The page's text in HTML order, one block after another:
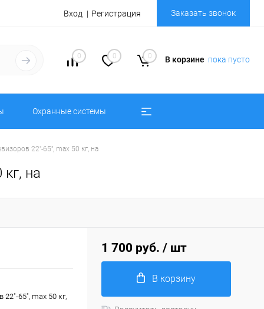
Вход Регистрация Заказать звонок
0 0 0 В корзине пока пусто
Охранные системы
22"-65", max 50 кг, на
на
22"-65", max 50 кг,
1 700 руб. / шт
В корзину